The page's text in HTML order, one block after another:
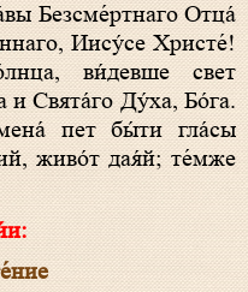
Иису́се Христе́!
ви́девше свет
Свята́го Ду́ха, Бо́га.
пет бы́ти гла́сы
живо́т дая́й; те́мже